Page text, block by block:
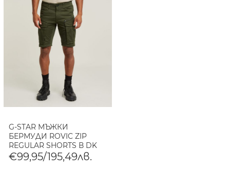
G-STAR МЪЖКИ
БЕРМУДИ ROVIC ZIP
REGULAR SHORTS В DK
BRONZE GREEN
€99,95/195,49лв.